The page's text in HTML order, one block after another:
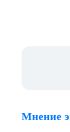
Мнение